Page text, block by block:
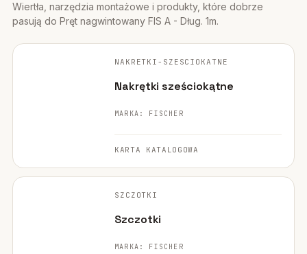
Wiertła, narzędzia montażowe i produkty, które dobrze
pasują do Pręt nagwintowany FIS A - Dług. 1m.
ORYGINALNE ZDJĘCIE
NAKRETKI-SZESCIOKATNE
Nakrętki sześciokątne
MARKA: FISCHER
KARTA KATALOGOWA
FISCHER ·
ORYGINALNE ZDJĘCIE
SZCZOTKI
Szczotki
MARKA: FISCHER